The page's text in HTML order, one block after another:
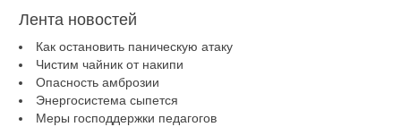
Лента новостей
Как остановить паническую атаку
Чистим чайник от накипи
Опасность амброзии
Энергосистема сыпется
Меры господдержки педагогов